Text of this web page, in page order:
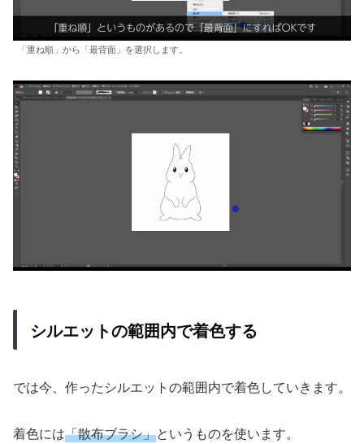
「重ね順」から「最背面」を選択します。
シルエットの範囲内で着色する
では今、作ったシルエットの範囲内で着色していきます。
着色には「散布ブラシ」というものを使います。